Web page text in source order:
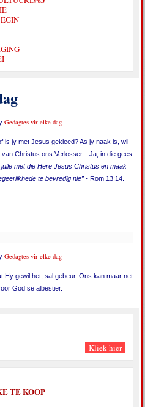
Gedagtes vir elke dag
is jy met Jesus gekleed? As jy naak is, wil
van Christus ons Verlosser. Ja, in die gees
met die Here Jesus Christus en maak
te bevredig nie” - Rom.13:14.
Gedagtes vir elke dag
Hy gewil het, sal gebeur. Ons kan maar net
God se albestier.
TE KOOP